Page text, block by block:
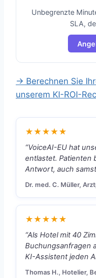
Unbegrenzte
SLA,
→ Berechnen Sie
unserem KI-ROI-
★★★★★
“VoiceAI-EU hat
entlastet. Patienten
Antwort, auch
Dr. med. C. Müller,
★★★★★
“Als Hotel mit 40
Buchungsanfragen
KI-Assistent jeden
Thomas H., Hotelier,